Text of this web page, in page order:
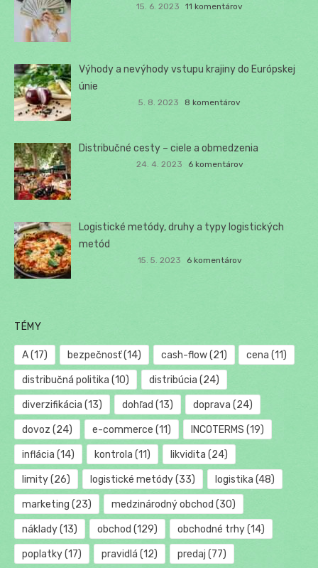
15. 6. 2023 11 komentárov
Výhody a nevýhody vstupu krajiny do Európskej
únie
5. 8. 2023 8 komentárov
Distribučné cesty – ciele a obmedzenia
24. 4. 2023 6 komentárov
Logistické metódy, druhy a typy logistických
metód
15. 5. 2023 6 komentárov
TÉMY
A(17) bezpečnosť(14) cash-flow(21) cena (11)
distribučná politika (10) distribúcia (24)
diverzifikácia (13) dohľad (13) doprava (24)
dovoz (24) e-commerce (11) INCOTERMS (19)
inflácia (14) kontrola (11) likvidita (24)
limity(26) logistické metódy(33) logistika (48)
marketing (23) medzinárodný obchod (30)
náklady(13) obchod (129) obchodné trhy(14)
poplatky(17) pravidlá (12) predaj (77)